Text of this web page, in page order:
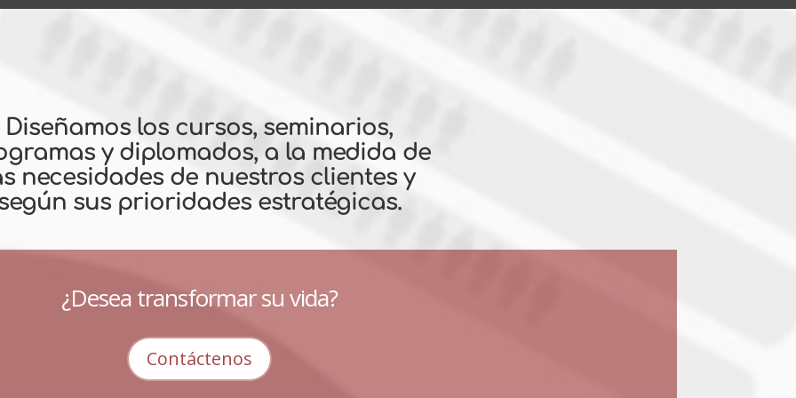
Diseñamos los cursos, seminarios,
y diplomados, a la medida de
necesidades de nuestros clientes y
sus prioridades estratégicas.
¿Desea transformar su vida?
Contáctenos